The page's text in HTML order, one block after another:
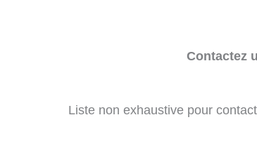
Contactez
Liste non exhaustive pour